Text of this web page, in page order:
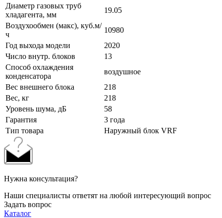
Диаметр газовых труб
хладагента, мм
19.05
Воздухообмен (макс), куб.м/
ч
10980
Год выхода модели
2020
Число внутр. блоков
13
Способ охлаждения
конденсатора
воздушное
Вес внешнего блока
218
Вес, кг
218
Уровень шума, дБ
58
Гарантия
3 года
Тип товара
Наружный блок VRF
Нужна консультация?
Наши специалисты ответят на любой интересующий вопрос
Задать вопрос
Каталог